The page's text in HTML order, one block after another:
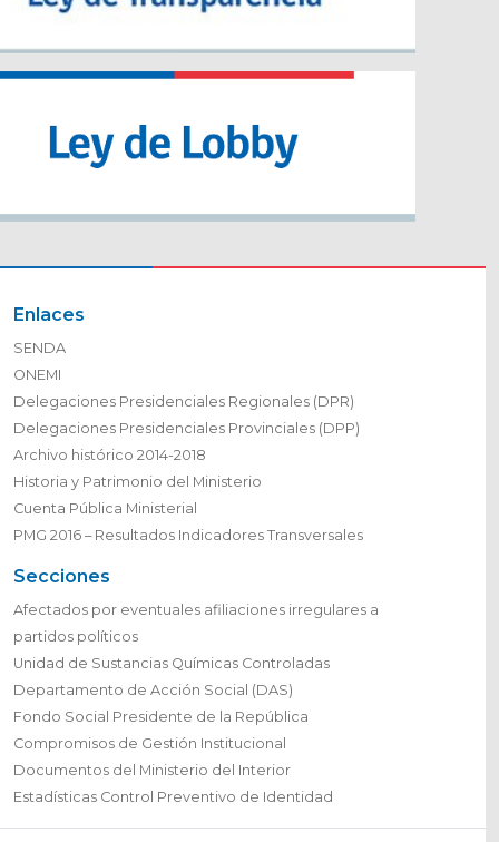
Enlaces
SENDA
ONEMI
Delegaciones Presidenciales Regionales (DPR)
Delegaciones Presidenciales Provinciales (DPP)
Archivo histórico 2014-2018
Historia y Patrimonio del Ministerio
Cuenta Pública Ministerial
PMG 2016 – Resultados Indicadores Transversales
Secciones
Afectados por eventuales afiliaciones irregulares a
partidos políticos
Unidad de Sustancias Químicas Controladas
Departamento de Acción Social (DAS)
Fondo Social Presidente de la República
Compromisos de Gestión Institucional
Documentos del Ministerio del Interior
Estadísticas Control Preventivo de Identidad